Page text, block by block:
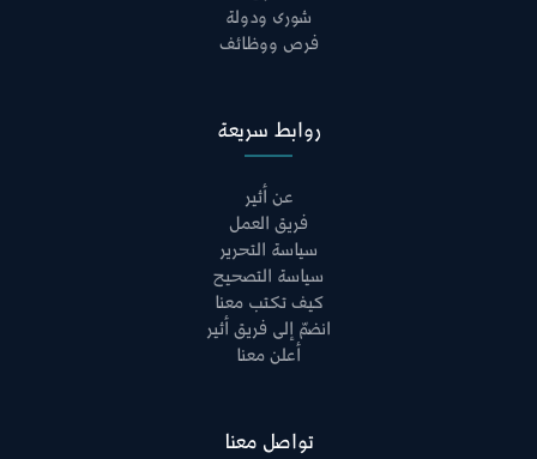
شورى ودولة
فرص ووظائف
روابط سريعة
عن أثير
فريق العمل
سياسة التحرير
سياسة التصحيح
كيف تكتب معنا
انضمّ إلى فريق أثير
أعلن معنا
تواصل معنا